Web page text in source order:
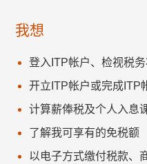
我想
登入ITP帐户、检视税
开立ITP帐户或完成ITP
计算薪俸税及个人入息
了解我可享有的免税额
以电子方式缴付税款、